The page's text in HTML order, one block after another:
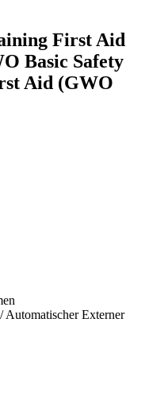
First Aid
Basic Safety
Aid (GWO
Automatischer Externer